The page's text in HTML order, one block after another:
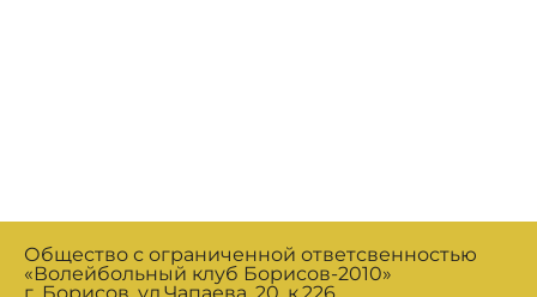
Общество с ограниченной ответсвенностью
«Волейбольный клуб Борисов-2010»